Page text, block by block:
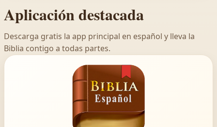
Aplicación destacada
Descarga gratis la app principal en español y lleva la
Biblia contigo a todas partes.